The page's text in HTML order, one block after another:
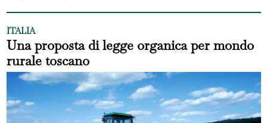
ITALIA
Una proposta di legge organica per mondo
rurale toscano